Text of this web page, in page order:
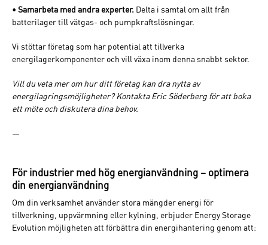
• Samarbeta med andra experter. Delta i samtal om allt från
batterilager till vätgas- och pumpkraftslösningar.
Vi stöttar företag som har potential att tillverka
energilagerkomponenter och vill växa inom denna snabbt sektor.
Vill du veta mer om hur ditt företag kan dra nytta av
energilagringsmöjligheter? Kontakta Eric Söderberg för att boka
ett möte och diskutera dina behov.
—
För industrier med hög energianvändning – optimera
din energianvändning
Om din verksamhet använder stora mängder energi för
tillverkning, uppvärmning eller kylning, erbjuder Energy Storage
Evolution möjligheten att förbättra din energihantering genom att: